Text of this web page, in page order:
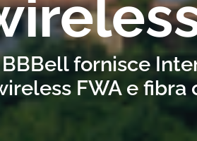
BBBell fornisce
FWA e fibra